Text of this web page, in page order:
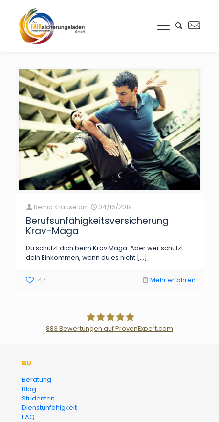
Bernd Krause am 04/16/2019
Berufsunfähigkeitsversicherung
Krav-Maga
Du schützt dich beim Krav Maga. Aber wer schützt
dein Einkommen, wenn du es nicht […]
47 Mehr erfahren
883 Bewertungen auf ProvenExpert.com
BU
Beratung
Blog
Studenten
Dienstunfähigkeit
FAQ